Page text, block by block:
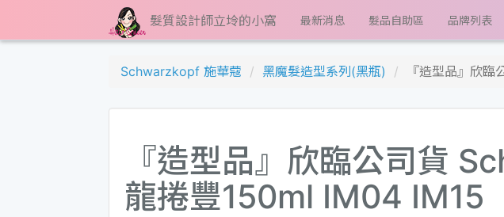
髮質設計師立坽的小窩 最新消息 髮品自助區 品牌列表
Schwarzkopf 施華蔻 黑魔髮造型系列(黑瓶) 『造型品』欣
『造型品』欣臨公司貨
龍捲豐150ml IM04 IM15